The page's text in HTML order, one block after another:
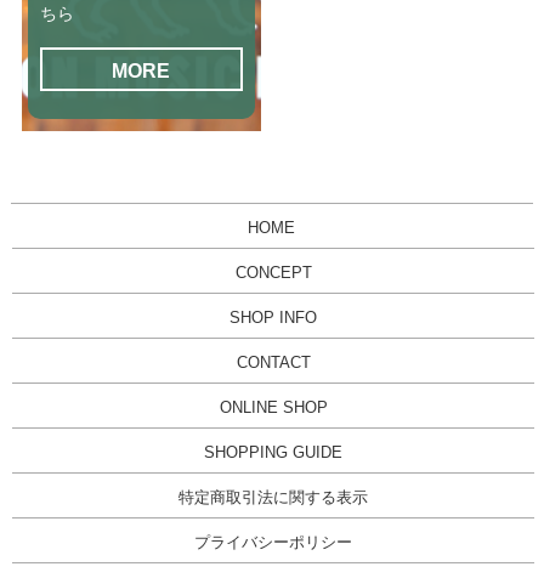
ちら
MORE
HOME
CONCEPT
SHOP INFO
CONTACT
ONLINE SHOP
SHOPPING GUIDE
特定商取引法に関する表示
プライバシーポリシー